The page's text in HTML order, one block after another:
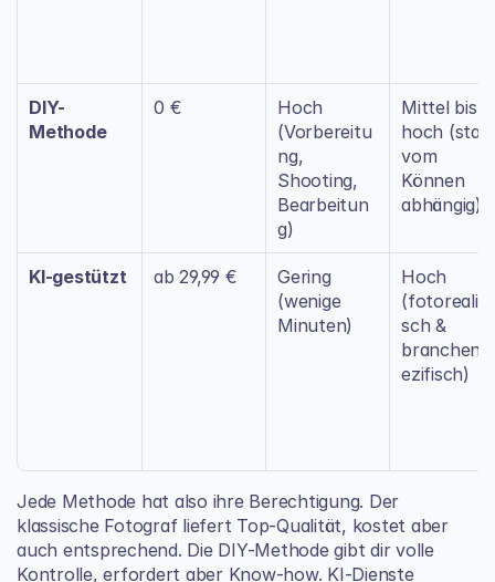
DIY-
Methode
0 €
Hoch
(Vorbereitu
ng,
Shooting,
Bearbeitun
g)
Mittel bis
hoch
vom
Können
abhängig)
KI-gestützt ab 29,99 €
Gering
(wenige
Minuten)
Hoch
sch &
ezifisch)
Jede Methode hat also ihre Berechtigung. Der
klassische Fotograf liefert Top-Qualität, kostet aber
auch entsprechend. Die DIY-Methode gibt dir volle
Kontrolle, erfordert aber Know-how. KI-Dienste